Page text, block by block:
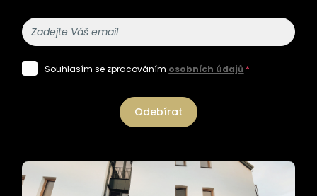
Souhlasím se zpracováním osobních údajů *
Odebírat